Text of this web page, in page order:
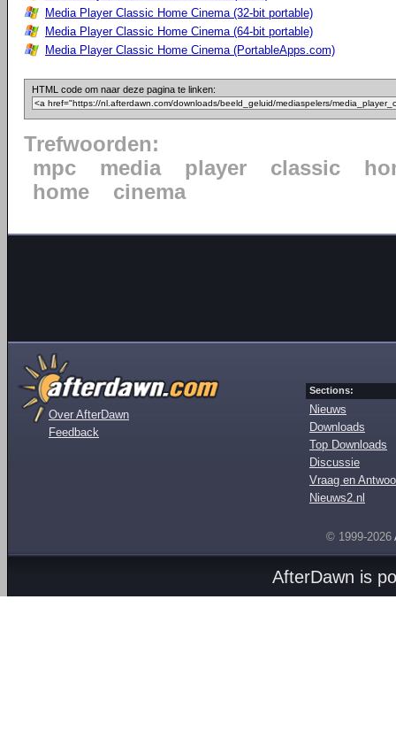
Media Player Classic Home Cinema (32-bit portable)
Media Player Classic Home Cinema (64-bit portable)
Media Player Classic Home Cinema (PortableApps.com)
HTML code om naar deze pagina te linken:
Trefwoorden:
mpc
media player classic
home
cinema
Over AfterDawn
Feedback
Sections:
Nieuws
Downloads
Top Downloads
Discussie
Vraag en
Nieuws2.nl
© 1999-2026
AfterDawn is